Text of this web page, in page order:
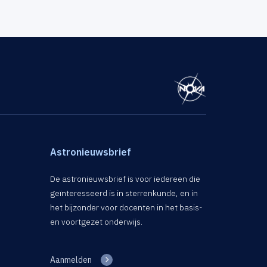
Astronieuwsbrief
De astronieuwsbrief is voor iedereen die
geïnteresseerd is in sterrenkunde, en in
het bijzonder voor docenten in het basis-
en voortgezet onderwijs.
Aanmelden